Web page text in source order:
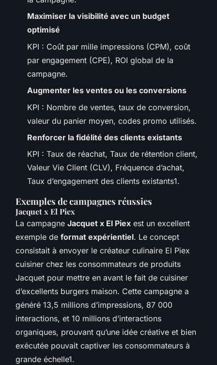
Maximiser la visibilité avec un budget
optimisé
KPI : Coût par mille impressions (CPM), coût
par engagement (CPE), ROI global de la
campagne.
Augmenter les ventes ou les conversions
KPI : Nombre de ventes, taux de conversion,
valeur du panier moyen, codes promo utilisés.
Renforcer la fidélité des clients existants
KPI : Taux de réachat, Taux de rétention client,
Valeur Vie Client (CLV), Fréquence d’achat,
Taux d’engagement des clients existants1.
Exemples de campagnes réussies
Jacquet x El Piex
La campagne Jacquet x El Piex est un excellent
exemple de format expérientiel. Le concept
consistait à envoyer le créateur culinaire El Piex
cuisiner chez les consommateurs de produits
Jacquet pour mettre en avant le fait de cuisiner
d’excellents burgers maison. Cette campagne a
généré 13,5 millions d’impressions, 87 000
interactions, et 10 millions d’interactions
organiques, prouvant qu’une idée créative et bien
exécutée pouvait captiver les consommateurs à
grande échelle1.